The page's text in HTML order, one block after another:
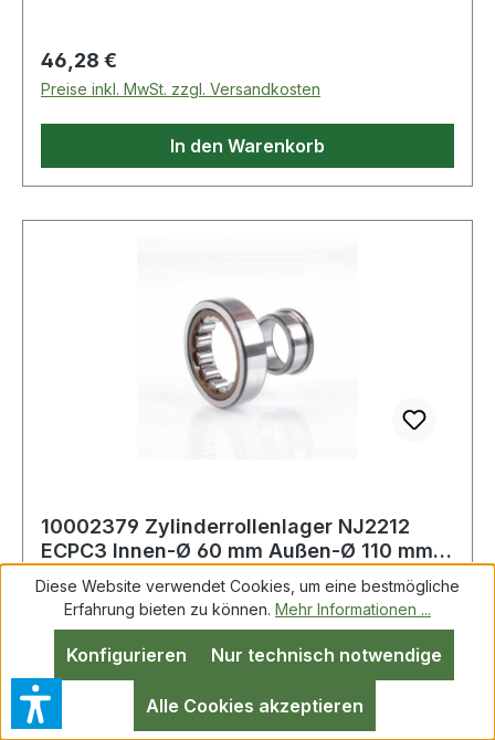
Regulärer Preis:
46,28 €
Preise inkl. MwSt. zzgl. Versandkosten
In den Warenkorb
10002379 Zylinderrollenlager NJ2212
ECPC3 Innen-Ø 60 mm Außen-Ø 110 mm
Breite28
Zylinderrollenlager NJ2212 ECPC3 ID 60mm AD
110mm Breite28mm Weitere Produkte im Bereich
Zylinderrollenlager
Diese Website verwendet Cookies, um eine bestmögliche
Erfahrung bieten zu können. Mehr Informationen ...
Nur technisch notwendige
Konfigurieren
Alle Cookies akzeptieren